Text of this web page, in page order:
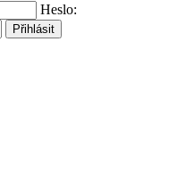
Heslo: